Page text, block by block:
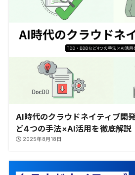
AI時代のクラウドネイティブ開
ど4つの手法×AI活用を徹底解説
2025年8月18日